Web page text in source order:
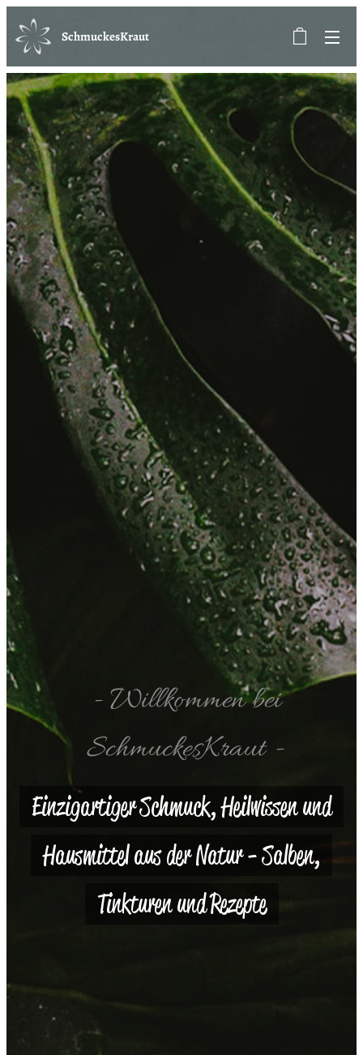
SchmuckesKraut
- Willkommen bei
SchmuckesKraut -
Einzigartiger Schmuck, Heilwissen und
Hausmittel aus der Natur - Salben,
Tinkturen und Rezepte